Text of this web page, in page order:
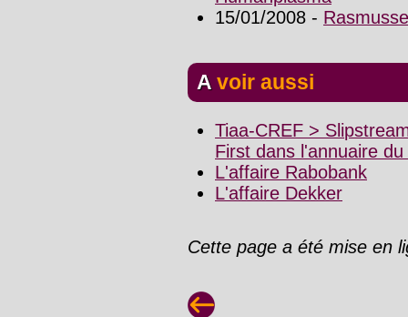
15/01/2008 -
A voir aussi
Tiaa-CREF >
First dans l'annuaire
L'affaire Rabobank
L'affaire Dekker
Cette page a été mise en